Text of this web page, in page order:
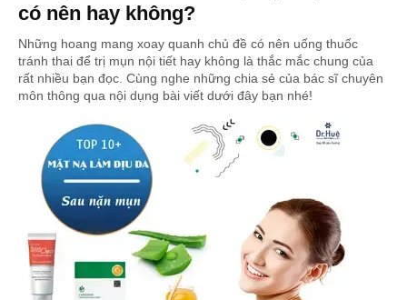
có nên hay không?
Những hoang mang xoay quanh chủ đề có nên uống thuốc
tránh thai để trị mụn nội tiết hay không là thắc mắc chung của
rất nhiều bạn đọc. Cùng nghe những chia sẻ của bác sĩ chuyên
môn thông qua nội dụng bài viết dưới đây bạn nhé!